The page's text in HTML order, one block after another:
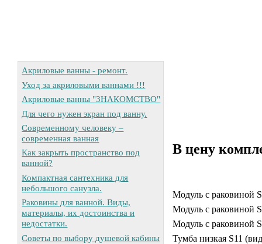
Акриловые ванны - ремонт.
Уход за акриловыми ваннами !!!
Акриловые ванны "ЗНАКОМСТВО"
Для чего нужен экран под ванну.
Современному человеку –
современная ванная
Как закрыть пространство под
ванной?
Компактная сантехника для
небольшого санузла.
Раковины для ванной. Виды,
материалы, их достоинства и
недостатки.
Советы по выбору душевой кабины
В цену
Модуль с раковиной
Модуль с раковиной
Модуль с раковиной
Тумба низкая S11